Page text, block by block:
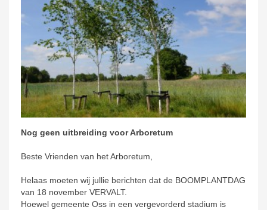
Nog geen uitbreiding voor Arboretum
Beste Vrienden van het Arboretum,
Helaas moeten wij jullie berichten dat de BOOMPLANTDAG
van 18 november VERVALT.
Hoewel gemeente Oss in een vergevorderd stadium is